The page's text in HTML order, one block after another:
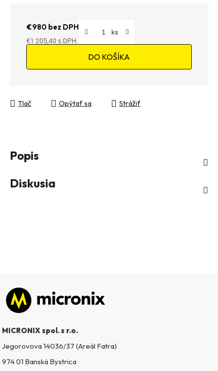
€980 bez DPH
€1 205,40
DO KOŠÍKA
Tlač Opýtať sa Strážiť
Popis
Diskusia
Zápätie
MICRONIX spol. s r.o.
Jegorovova 14036/37 (Areál Fatra)
974 01 Banská Bystrica